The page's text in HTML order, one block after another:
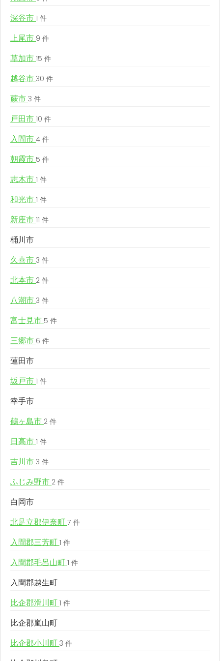
深谷市 1 件
上尾市 9 件
草加市 15 件
越谷市 30 件
蕨市 3 件
戸田市 10 件
入間市 4 件
朝霞市 5 件
志木市 1 件
和光市 1 件
新座市 11 件
桶川市
久喜市 3 件
北本市 2 件
八潮市 3 件
富士見市 5 件
三郷市 6 件
蓮田市
坂戸市 1 件
幸手市
鶴ヶ島市 2 件
日高市 1 件
吉川市 3 件
ふじみ野市 2 件
白岡市
北足立郡伊奈町 7 件
入間郡三芳町 1 件
入間郡毛呂山町 1 件
入間郡越生町
比企郡滑川町 1 件
比企郡嵐山町
比企郡小川町 3 件